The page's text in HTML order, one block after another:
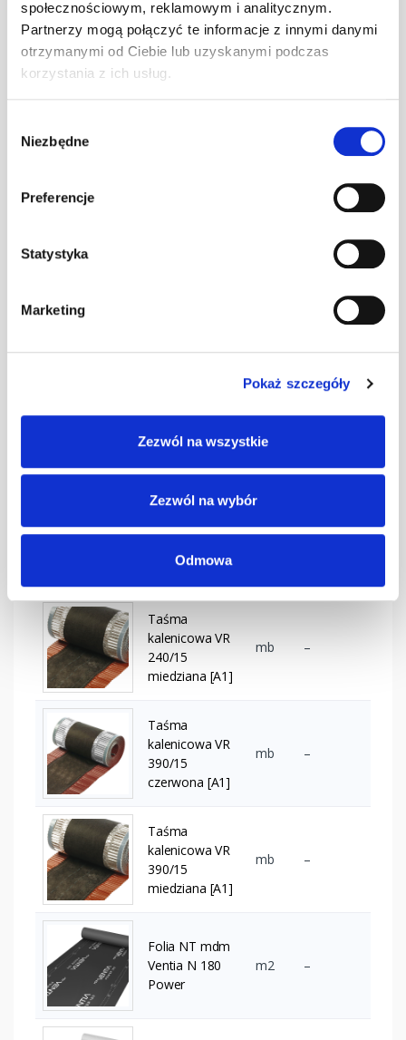
społecznościowym, reklamowym i analitycznym.
Partnerzy mogą połączyć te informacje z innymi danymi
otrzymanymi od Ciebie lub uzyskanymi podczas
korzystania z ich usług.
zgody
Niezbędne
Preferencje
Statystyka
Marketing
Pokaż szczegóły
Zezwól na wszystkie
Zezwól na wybór
Odmowa
(2x) czarny kpl.
U
kpl –
brąz kpl. BD-
szt
Uchwyt płotka
przeciwśn. 155
czerwony
szt –
Taśma
kalenicowa VR
240/15
miedziana [A1]
mb –
Taśma
kalenicowa VR
390/15
czerwona [A1]
mb –
Taśma
kalenicowa VR
390/15
miedziana [A1]
mb –
Folia NT mdm
Ventia N 180
Power
m2 –